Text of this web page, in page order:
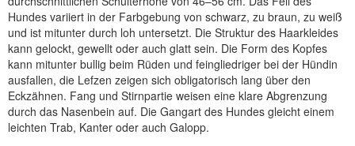
Hundes variiert in der Farbgebung von schwarz, zu braun, zu weiß
und ist mitunter durch loh untersetzt. Die Struktur des Haarkleides
kann gelockt, gewellt oder auch glatt sein. Die Form des Kopfes
kann mitunter bullig beim Rüden und feingliedriger bei der Hündin
ausfallen, die Lefzen zeigen sich obligatorisch lang über den
Eckzähnen. Fang und Stirnpartie weisen eine klare Abgrenzung
durch das Nasenbein auf. Die Gangart des Hundes gleicht einem
leichten Trab, Kanter oder auch Galopp.